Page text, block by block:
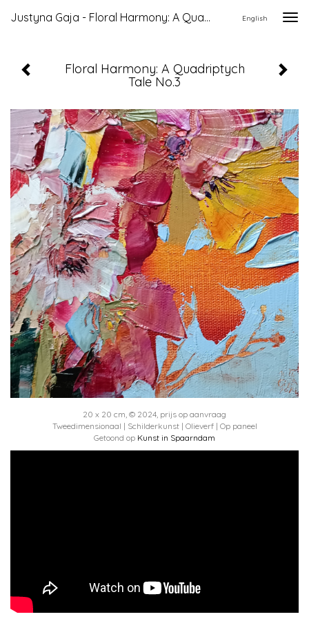
Justyna Gaja - Floral Harmony: A Quadriptych Tale No.3 English
Floral Harmony: A Quadriptych
Tale No.3
20 x 20 cm, © 2024, prijs op aanvraag
Tweedimensionaal | Schilderkunst | Olieverf | Op paneel
Getoond op Kunst in Spaarndam